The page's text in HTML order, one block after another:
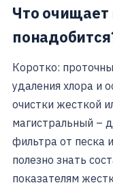
Что
Коротко:
удаления хлора и
очистки жесткой
магистральный –
фильтра от песка
полезно знать
показателям